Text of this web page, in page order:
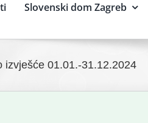
Slovenski dom Zagreb
izvješće 01.01.-31.12.2024